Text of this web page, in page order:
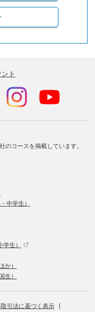
ト
コースを掲載しています。
中学生）
生）
か）
生）
引法に基づく表示